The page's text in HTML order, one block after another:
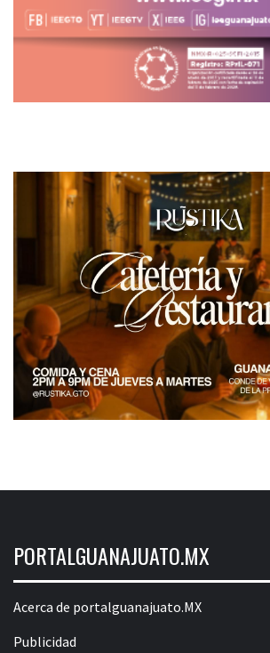
PORTALGUANAJUATO.MX
Acerca de portalguanajuato.MX
Publicidad